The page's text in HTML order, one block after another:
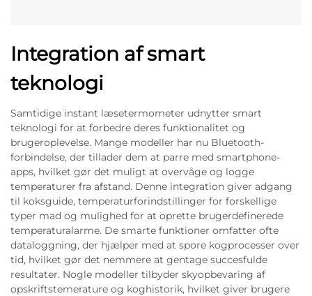
Integration af smart
teknologi
Samtidige instant læsetermometer udnytter smart
teknologi for at forbedre deres funktionalitet og
brugeroplevelse. Mange modeller har nu Bluetooth-
forbindelse, der tillader dem at parre med smartphone-
apps, hvilket gør det muligt at overvåge og logge
temperaturer fra afstand. Denne integration giver adgang
til koksguide, temperaturforindstillinger for forskellige
typer mad og mulighed for at oprette brugerdefinerede
temperaturalarme. De smarte funktioner omfatter ofte
dataloggning, der hjælper med at spore kogprocesser over
tid, hvilket gør det nemmere at gentage succesfulde
resultater. Nogle modeller tilbyder skyopbevaring af
opskriftstemerature og koghistorik, hvilket giver brugere